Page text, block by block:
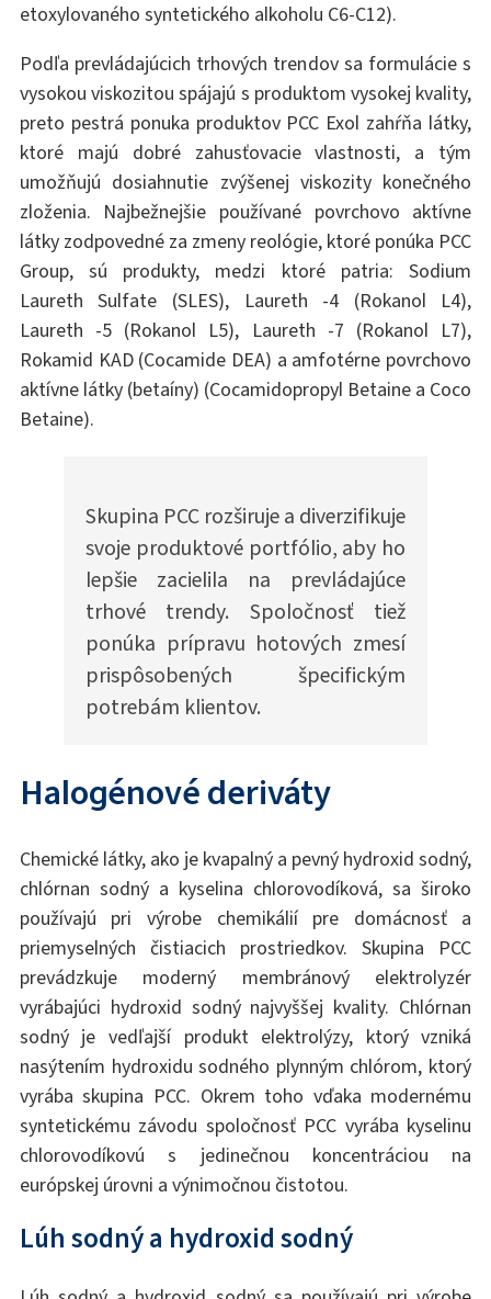
etoxylovaného syntetického alkoholu C6-C12).
Podľa prevládajúcich trhových trendov sa formulácie s
vysokou viskozitou spájajú s produktom vysokej kvality,
preto pestrá ponuka produktov PCC Exol zahŕňa látky,
ktoré majú dobré zahusťovacie vlastnosti, a tým
umožňujú dosiahnutie zvýšenej viskozity konečného
zloženia. Najbežnejšie používané povrchovo aktívne
látky zodpovedné za zmeny reológie, ktoré ponúka PCC
Group, sú produkty, medzi ktoré patria: Sodium
Laureth Sulfate (SLES), Laureth -4 (Rokanol L4),
Laureth -5 (Rokanol L5), Laureth -7 (Rokanol L7),
Rokamid KAD (Cocamide DEA) a amfotérne povrchovo
aktívne látky (betaíny) (Cocamidopropyl Betaine a Coco
Betaine).
Skupina PCC rozširuje a diverzifikuje
svoje produktové portfólio, aby ho
lepšie zacielila na prevládajúce
trhové trendy. Spoločnosť tiež
ponúka prípravu hotových zmesí
prispôsobených špecifickým
potrebám klientov.
Halogénové deriváty
Chemické látky, ako je kvapalný a pevný hydroxid sodný,
chlórnan sodný a kyselina chlorovodíková, sa široko
používajú pri výrobe chemikálií pre domácnosť a
priemyselných čistiacich prostriedkov. Skupina PCC
prevádzkuje moderný membránový elektrolyzér
vyrábajúci hydroxid sodný najvyššej kvality. Chlórnan
sodný je vedľajší produkt elektrolýzy, ktorý vzniká
nasýtením hydroxidu sodného plynným chlórom, ktorý
vyrába skupina PCC. Okrem toho vďaka modernému
syntetickému závodu spoločnosť PCC vyrába kyselinu
chlorovodíkovú s jedinečnou koncentráciou na
európskej úrovni a výnimočnou čistotou.
Lúh sodný a hydroxid sodný